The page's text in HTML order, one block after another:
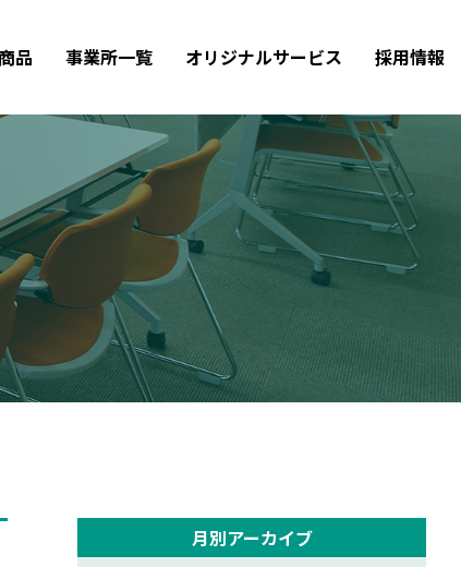
品 事業所一覧 オリジナルサービス 採用情報
月別アーカイブ